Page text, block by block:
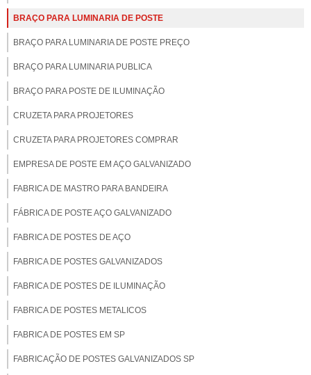
BRAÇO PARA LUMINARIA DE POSTE
BRAÇO PARA LUMINARIA DE POSTE PREÇO
BRAÇO PARA LUMINARIA PUBLICA
BRAÇO PARA POSTE DE ILUMINAÇÃO
CRUZETA PARA PROJETORES
CRUZETA PARA PROJETORES COMPRAR
EMPRESA DE POSTE EM AÇO GALVANIZADO
FABRICA DE MASTRO PARA BANDEIRA
FÁBRICA DE POSTE AÇO GALVANIZADO
FABRICA DE POSTES DE AÇO
FABRICA DE POSTES GALVANIZADOS
FABRICA DE POSTES DE ILUMINAÇÃO
FABRICA DE POSTES METALICOS
FABRICA DE POSTES EM SP
FABRICAÇÃO DE POSTES GALVANIZADOS SP